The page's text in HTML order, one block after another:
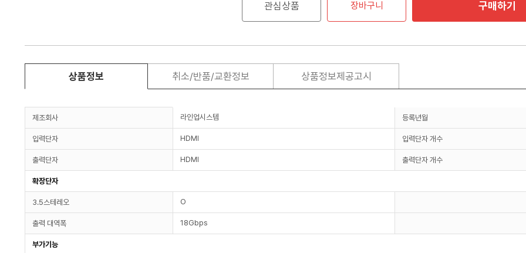
관심상품 장바구니 구매하기
상품정보 취소/반품/교환정보 상품정보제공고시
제조회사 라인업시스템 등록년월
입력단자 HDMI 입력단자 개수
출력단자 HDMI 출력단자 개수
확장단자
3.5스테레오 O
출력 대역폭 18Gbps
부가기능